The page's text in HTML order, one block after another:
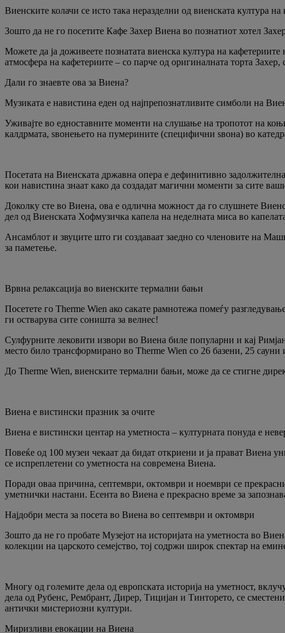
Виенските колачи се исто така неразделни од виенската култура на
Зошто да не го посетите Кафе Захер Виена во познатиот хотел
Можете да ја доживеете познатата виенска култура на
атмосфера на кафетериите – со парче од оригиналната торта Захер,
Дали го знаевте ова за Виена?
Музиката е навистина еден од најпрепознатливите симболи на
Уживајте во едноставните моменти на слушање на тропотот на
калдрмата, ѕвонењето на пумерините (специфични ѕвона) во
Посетата на Виенската државна опера е дефинитивно
кои навистина знаат како да создадат магични моменти за сите
Доколку сте во Виена, ова е одлична можност да го слушнете
дел од Виенската Хофмузичка капела на неделната миса во
Ансамблот и звуците што ги создаваат заедно со членовите на
за паметење.
Врвна релаксација во виенските термални бањи
Посетете го Therme Wien ако сакате рамнотежа помеѓу
ги остварува сите соништа за велнес!
Сулфурните лековити извори во Виена биле популарни и кај
место било трансформирано во Therme Wien со 26 базени, 25
До Therme Wien, виенските термални бањи, може да се стигне
Виена е вистински празник за очите
Виена е вистински центар на уметноста – културната понуда е
Повеќе од 100 музеи чекаат да бидат откриени и ја прават Виена
се испреплетени со уметноста на современа Виена.
Поради оваа причина, септември, октомври и ноември се
уметнички настани. Есента во Виена е прекрасно време за
Најдобри места за посета во Виена во септември и октомври
Зошто да не го пробате Музејот на историјата на уметноста во
колекции на царското семејство, тој содржи широк спектар на
Многу од големите дела од европската историја на уметност,
дела од Рубенс, Рембрант, Дирер, Тицијан и Тинторето, се
антички мистериозни култури.
Миризливи евокации на Виена